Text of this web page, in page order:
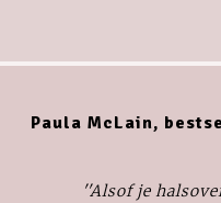
Paula McLain,
''Alsof je